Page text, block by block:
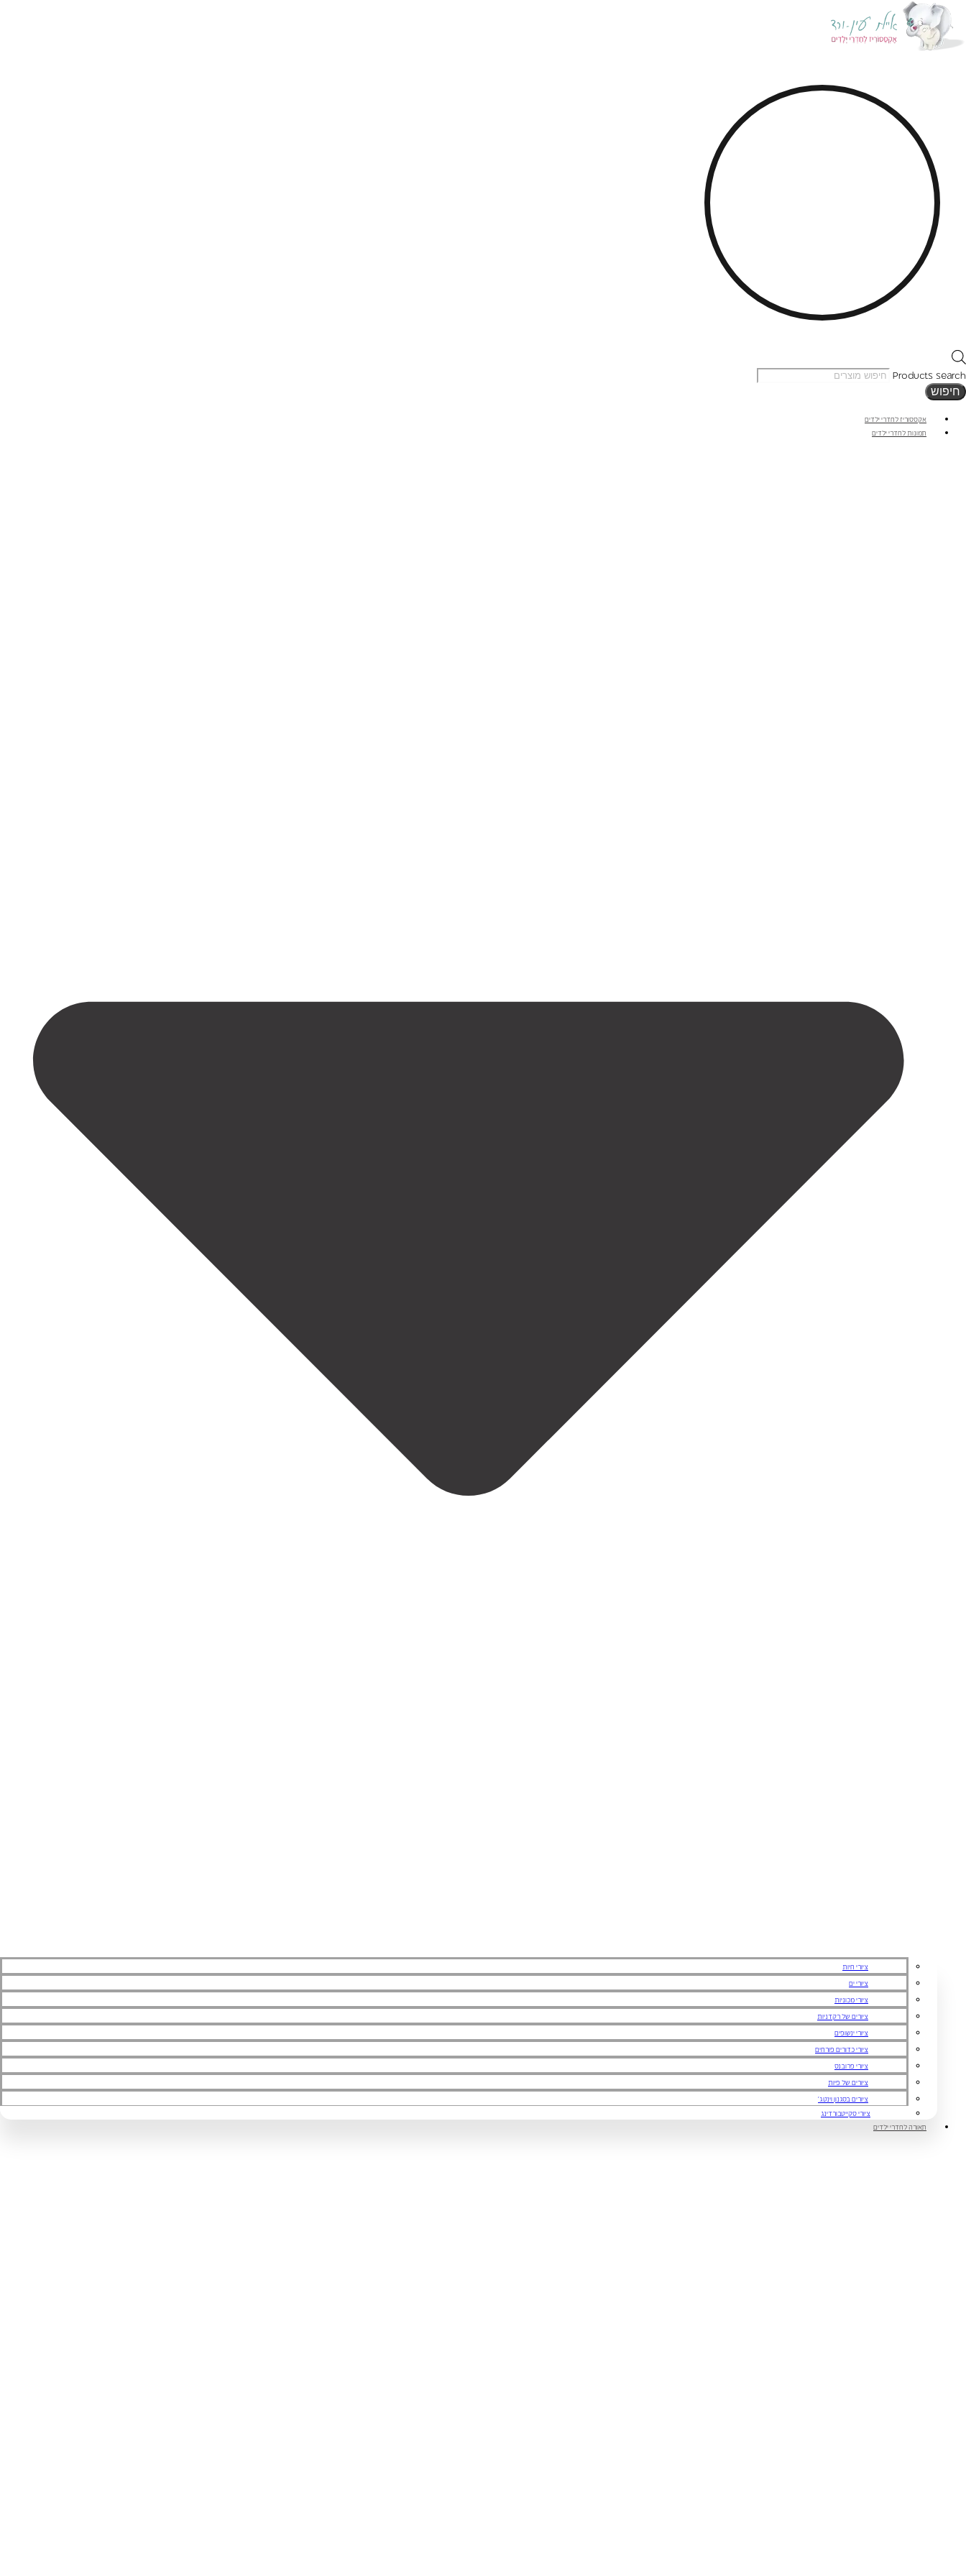
Products search
חיפוש
אקססוריז לחדרי ילדים
תמונות לחדרי ילדים
ציורי חיות
ציורי ים
ציורי מכוניות
ציורים של רקדניות
ציורי ינשופים
ציורי כדורים פורחים
ציורי פרובנס
ציורים של פיות
ציורים בסגנון וינטג'
ציורי סקייטבורדינג
תאורה לחדרי ילדים